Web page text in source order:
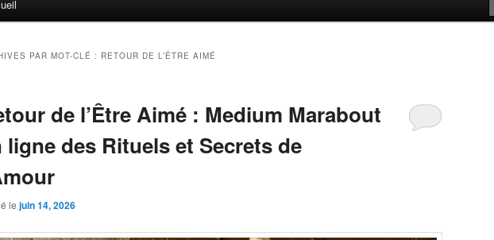
PAR MOT-CLÉ : RETOUR DE L’ÊTRE AIMÉ
de l’Être Aimé : Medium Marabout
ligne des Rituels et Secrets de
le juin 14, 2026